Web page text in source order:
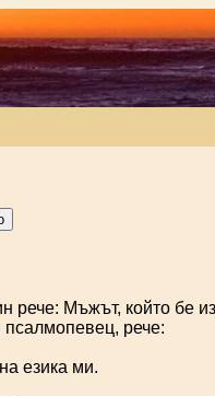
рече: Мъжът, който бе
рече:
езика ми.